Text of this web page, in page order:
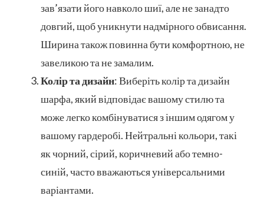
зав’язати його навколо шиї, але не занадто
довгий, щоб уникнути надмірного обвисання.
Ширина також повинна бути комфортною, не
завеликою та не замалим.
Колір та дизайн: Виберіть колір та дизайн
шарфа, який відповідає вашому стилю та
може легко комбінуватися з іншим одягом у
вашому гардеробі. Нейтральні кольори, такі
як чорний, сірий, коричневий або темно-
синій, часто вважаються універсальними
варіантами.